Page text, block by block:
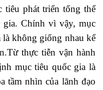
phát triển tổng thể
gia. Chính vì vậy, mục
không giống nhau kể
thực tiễn vận hành
mục tiêu quốc gia là
tầm nhìn của lãnh đạo